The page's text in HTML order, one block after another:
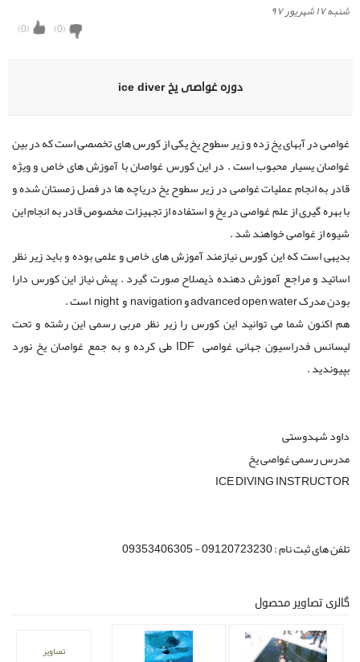
شنبه ۱۷ شهریور ۹۷
(
0
) (
0
)
دوره غواصی یخ ice diver
غواصی در آبهای یخ زده و زیر سطوح یخ یکی از کورس های تخصصی است که در بین
غواصان یسیار محبوب است . در این کورس غواصان با آموزش های خاص و ویژه
قادر به انجام عملیات غواصی در زیر سطوح یخ دریاچه ها در فصل زمستان شده و
با بهره گیری از علم غواصی در یخ و استفاده از تجهیزات مخصوص قادر به انجام این
شیوه از غواصی خواهند شد .
بدیهی است که این کورس نیازمند آموزش های خاص و علمی بوده و باید زیر نظر
اساتید و مراجع آموزش دهنده ذیصلاح صورت گیرد . پیش نیاز این کورس دارا
بودن مدرک advanced open water و navigation و night است .
هم اکنون شما می توانید این کورس را زیر نظر مربی رسمی این رشته و تحت
لیسانس فدراسیون جهانی غواصی IDF طی کرده و به جمع غواصان یخ نورد
بپیوندید .
داود شهدوستی
مدرس رسمی غواصی یخ
ICE DIVING INSTRUCTOR
تلفن های ثبت نام : 09120723230 - 09353406305
گالری تصاویر محصول
تصاویر